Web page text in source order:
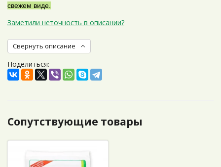
свежем виде.
Заметили неточность в описании?
Свернуть описание
Поделиться:
Сопутствующие товары